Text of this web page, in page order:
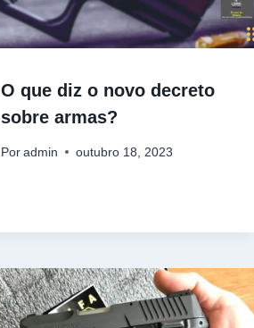
O que diz o novo decreto
sobre armas?
Por admin outubro 18, 2023